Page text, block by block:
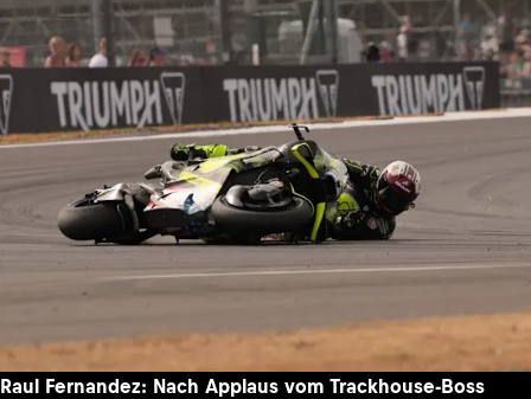
Raul Fernandez: Nach Applaus vom Trackhouse-Boss